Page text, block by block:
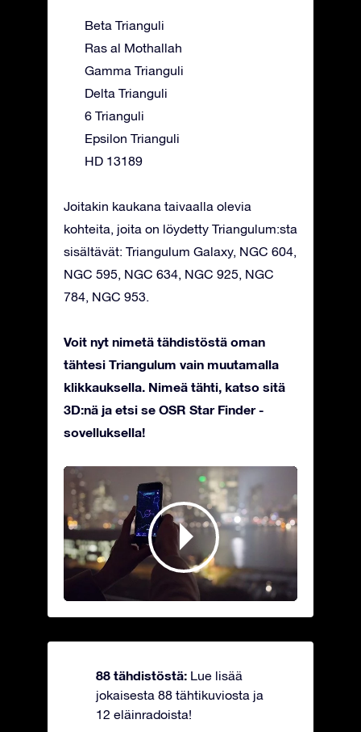
Beta Trianguli
Ras al Mothallah
Gamma Trianguli
Delta Trianguli
6 Trianguli
Epsilon Trianguli
HD 13189
Joitakin kaukana taivaalla olevia
kohteita, joita on löydetty Triangulum:sta
sisältävät: Triangulum Galaxy, NGC 604,
NGC 595, NGC 634, NGC 925, NGC
784, NGC 953.
Voit nyt nimetä tähdistöstä oman
tähtesi Triangulum vain muutamalla
klikkauksella. Nimeä tähti, katso sitä
3D:nä ja etsi se OSR Star Finder -
sovelluksella!
88 tähdistöstä: Lue lisää
jokaisesta 88 tähtikuviosta ja
12 eläinradoista!